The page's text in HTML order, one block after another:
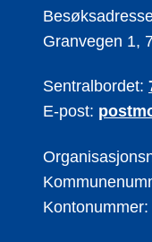
Granvegen 1,
Sentralbordet:
E-post: